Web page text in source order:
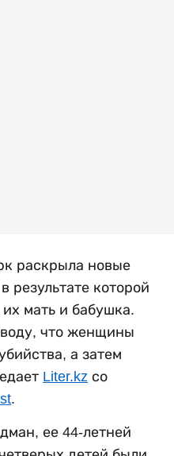
раскрыла новые
результате которой
мать и бабушка.
что женщины
а затем
Liter.kz со
.
ее 44-летней